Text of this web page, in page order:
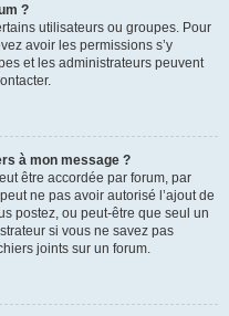
?
utilisateurs ou groupes. Pour
avoir les permissions s’y
et les administrateurs peuvent
à mon message ?
être accordée par forum, par
ne pas avoir autorisé l’ajout de
postez, ou peut-être que seul un
si vous ne savez pas
joints sur un forum.